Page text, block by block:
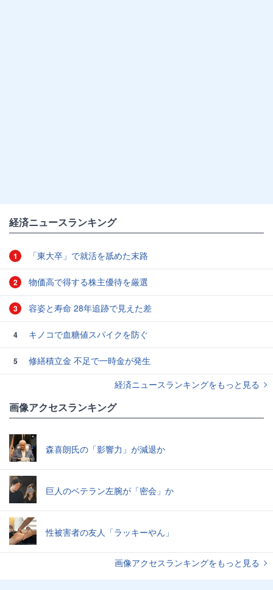
経済ニュースランキング
1 「東大卒」で就活を舐めた末路
2 物価高で得する株主優待を厳選
3 容姿と寿命 28年追跡で見えた差
4 キノコで血糖値スパイクを防ぐ
5
修繕積立金 不足で一時金が発生
経済ニュースランキングをもっと見る
画像アクセスランキング
森喜朗氏の「影響力」が減退か
巨人のベテラン左腕が「密会」か
性被害者の友人「ラッキーやん」
画像アクセスランキングをもっと見る